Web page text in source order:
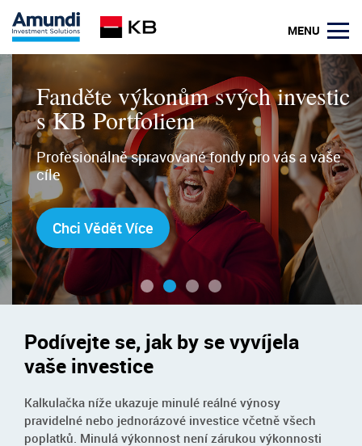
Amundi
-
asset
management
MENU
Amundi
investiční
společnost
Komerční
banky
Fanděte výkonům svých investic
s KB Portfoliem
Profesionálně spravované fondy pro vás a vaše
cíle
Chci Vědět Více
Podívejte se, jak by se vyvíjela
vaše investice
Kalkulačka níže ukazuje minulé reálné výnosy
pravidelné nebo jednorázové investice včetně všech
poplatků. Minulá výkonnost není zárukou výkonnosti